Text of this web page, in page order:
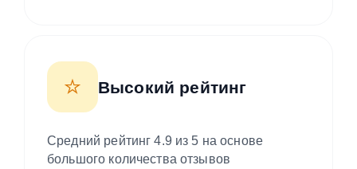
⭐ Высокий рейтинг
Средний рейтинг 4.9 из 5 на основе
большого количества отзывов